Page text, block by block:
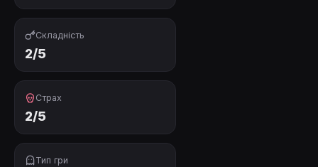
Складність
2/5
Страх
2/5
Тип гри